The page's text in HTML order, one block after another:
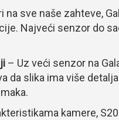
na sve naše zahteve,
Najveći senzor do
– Uz veći senzor na
da slika ima više
kamere,